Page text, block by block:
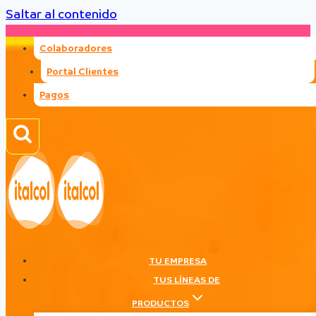
Saltar al contenido
Colaboradores
Portal Clientes
Pagos
TU EMPRESA
TUS LÍNEAS DE
PRODUCTOS